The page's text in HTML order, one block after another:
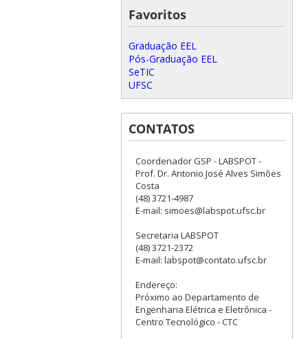
Favoritos
Graduação EEL
Pós-Graduação EEL
SeTIC
UFSC
CONTATOS
Coordenador GSP - LABSPOT -
Prof. Dr. Antonio José Alves Simões
Costa
(48) 3721-4987
E-mail: simoes@labspot.ufsc.br
Secretaria LABSPOT
(48) 3721-2372
E-mail: labspot@contato.ufsc.br
Endereço:
Próximo ao Departamento de
Engenharia Elétrica e Eletrônica -
Centro Tecnológico - CTC